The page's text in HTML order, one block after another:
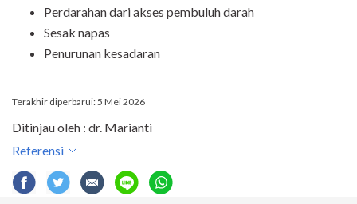
Perdarahan dari akses pembuluh darah
Sesak napas
Penurunan kesadaran
Terakhir diperbarui: 5 Mei 2026